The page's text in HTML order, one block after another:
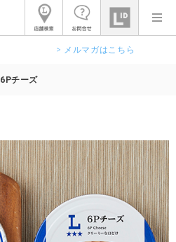
> メルマガはこちら
6Pチーズ